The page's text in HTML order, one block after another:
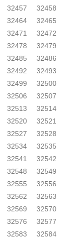
32457
32458
32464
32465
32471
32472
32478
32479
32485
32486
32492
32493
32499
32500
32506
32507
32513
32514
32520
32521
32527
32528
32534
32535
32541
32542
32548
32549
32555
32556
32562
32563
32569
32570
32576
32577
32583
32584